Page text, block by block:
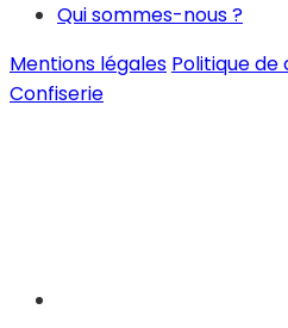
Qui sommes-nous ?
Mentions légales Politique
Confiserie